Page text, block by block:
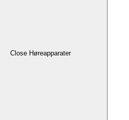
Close Høreapparater